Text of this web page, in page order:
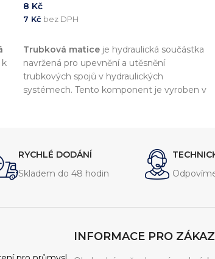
k
8 Kč
7 Kč bez DPH
Trubková matice je hydraulická součástka
navržená pro upevnění a utěsnění
trubkových spojů v hydraulických
systémech. Tento komponent je vyroben v
RYCHLÉ DODÁNÍ
Skladem do 48 hodin
INFORMACE PRO